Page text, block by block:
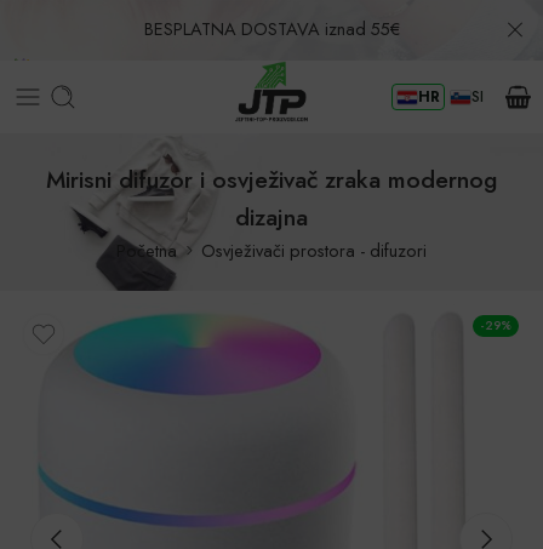
BESPLATNA DOSTAVA iznad 55€
Povrat u roku od 30 dana! HR SI
Mirisni difuzor i osvježivač zraka modernog
dizajna
Početna Osvježivači prostora - difuzori
-29%